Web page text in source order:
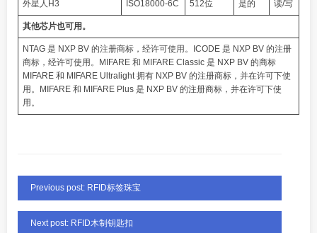
外星人H3 ISO18000-6C 512位 是的 读/写
其他芯片也可用。
NTAG 是 NXP BV 的注册商标，经许可使用。ICODE 是 NXP BV 的注册
商标，经许可使用。MIFARE 和 MIFARE Classic 是 NXP BV 的商标
MIFARE 和 MIFARE Ultralight 拥有 NXP BV 的注册商标，并在许可下使
用。MIFARE 和 MIFARE Plus 是 NXP BV 的注册商标，并在许可下使
用。
Previous post: RFID标签珠宝
Next post: RFID木制钥匙扣